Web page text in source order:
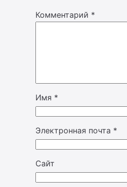
Комментарий *
Имя *
Электронная почта *
Сайт